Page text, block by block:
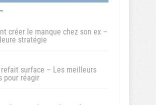
créer le manque chez son ex –
stratégie
refait surface – Les meilleurs
pour réagir